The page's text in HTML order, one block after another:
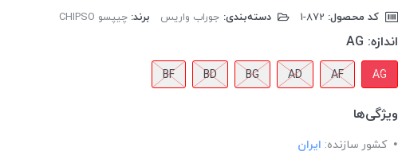
کد محصول: دسته‌بندی: جوراب واریس برند: چیپسو CHIPSO
اندازه: AG
AG
AF
AD
BG
BD
BF
ویژگی‌ها
کشور سازنده: ایران